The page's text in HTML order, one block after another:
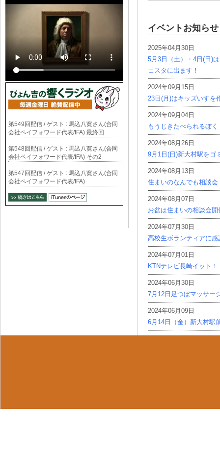
イベントお知らせ
2025年04月30日
5月3日（土）・4日(日)
ェスタに出ます！
2024年09月15日
23日(月)はキッズいすを
2024年09月04日
もうじきたべられるぼく
2024年08月26日
9月1日(日)新大村駅をゴ
2024年08月13日
住まいのなんでも相談会
2024年08月07日
お盆は住まいの相談会開
2024年07月30日
高校生ボランティアに感
2024年07月01日
KTNテレビ長崎イット！
2024年06月30日
7月12日足つぼマッサー
2024年06月09日
6月14日（金）新大村駅
第549回配信 / ゲスト : 馬込八寛さん(合同
会社ペイフォワード代表/IFA) 最終回
第548回配信 / ゲスト : 馬込八寛さん(合同
会社ペイフォワード代表/IFA) その2
第547回配信 / ゲスト : 馬込八寛さん(合同
会社ペイフォワード代表/IFA)